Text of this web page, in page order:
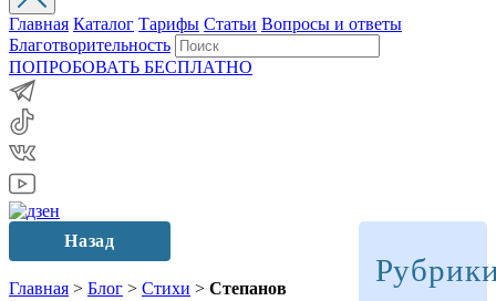
Главная Каталог Тарифы Статьи Вопросы и ответы
Благотворительность
ПОПРОБОВАТЬ БЕСПЛАТНО
Назад
Главная > Блог > Стихи > Степанов